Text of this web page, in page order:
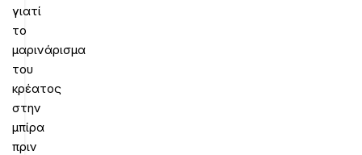
γιατί
το
μαρινάρισμα
του
κρέατος
στην
μπίρα
πριν